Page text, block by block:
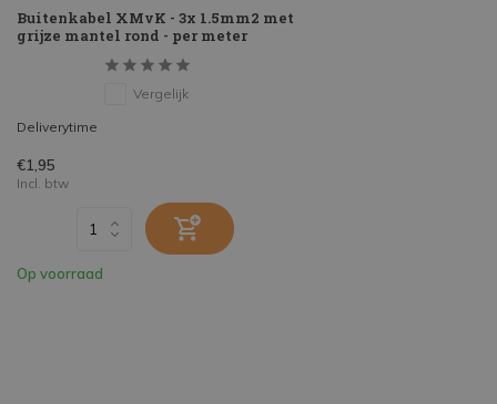
Buitenkabel XMvK - 3x 1.5mm2 met
grijze mantel rond - per meter
Vergelijk
Deliverytime
€1,95
Incl. btw
Op voorraad